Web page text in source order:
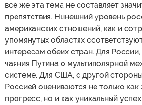
всё же эта тема не составляет
препятствия. Нынешний уровень
американских отношений, как и
упомянутых областях
интересам обеих стран. Для
чаяния Путина о мультиполярной
системе. Для США, с другой
Россией оцениваются не только как
прогресс, но и как уникальный